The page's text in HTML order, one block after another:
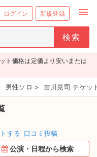
ログイン 新規登録 menu
ト価格は定価より安いまたは
男性ソロ > 吉川晃司 チケッ
する 口コミ投稿
公演・日程から検索